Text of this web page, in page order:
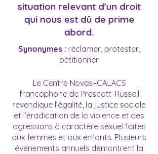
situation relevant d'un droit
qui nous est dû de prime
abord.
Synonymes : réclamer, protester,
pétitionner
Le Centre Novas–CALACS
francophone de Prescott-Russell
revendique l’égalité, la justice sociale
et l’éradication de la violence et des
agressions à caractère sexuel faites
aux femmes et aux enfants. Plusieurs
événements annuels démontrent la